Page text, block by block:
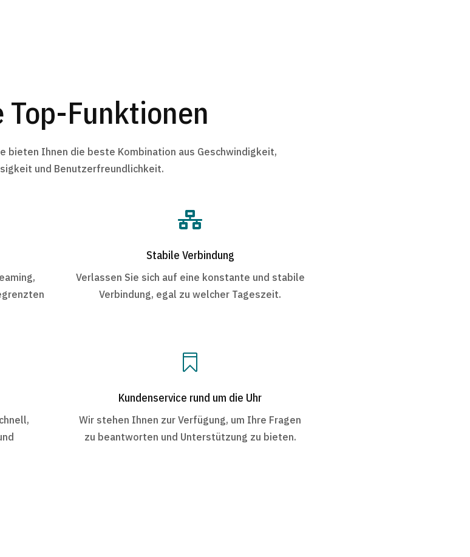
Top-Funktionen
bieten Ihnen die beste Kombination aus Geschwindigkeit,
und Benutzerfreundlichkeit.

Stabile Verbindung
Verlassen Sie sich auf eine konstante und stabile
Verbindung, egal zu welcher Tageszeit.

Kundenservice rund um die Uhr
Wir stehen Ihnen zur Verfügung, um Ihre Fragen
zu beantworten und Unterstützung zu bieten.